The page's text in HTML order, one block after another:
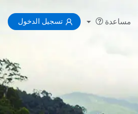
مساعدة تسجيل الدخول